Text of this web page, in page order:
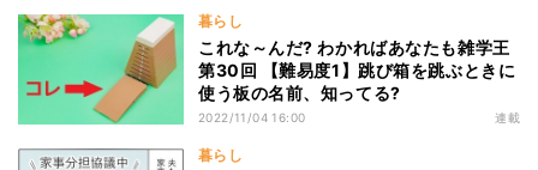
暮らし
これな～んだ? わかればあなたも雑学王
第30回 【難易度1】跳び箱を跳ぶときに
使う板の名前、知ってる?
2022/11/04 16:00 連載
暮らし